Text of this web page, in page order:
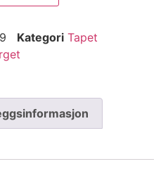
Kategori Tapet